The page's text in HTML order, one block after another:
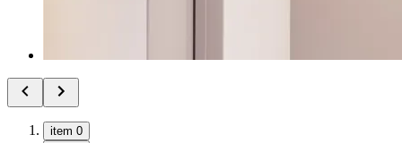
item 0